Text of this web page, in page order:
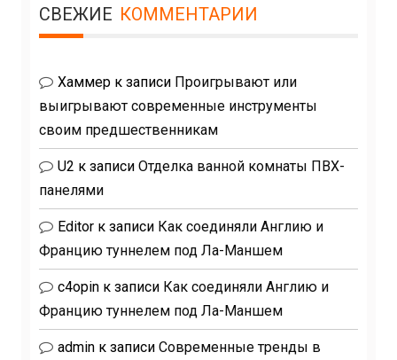
СВЕЖИЕ КОММЕНТАРИИ
Хаммер к записи Проигрывают или
выигрывают современные инструменты
своим предшественникам
U2 к записи Отделка ванной комнаты ПВХ-
панелями
Editor к записи Как соединяли Англию и
Францию туннелем под Ла-Маншем
c4opin к записи Как соединяли Англию и
Францию туннелем под Ла-Маншем
admin к записи Современные тренды в